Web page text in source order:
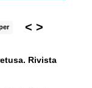
< >
Rivista